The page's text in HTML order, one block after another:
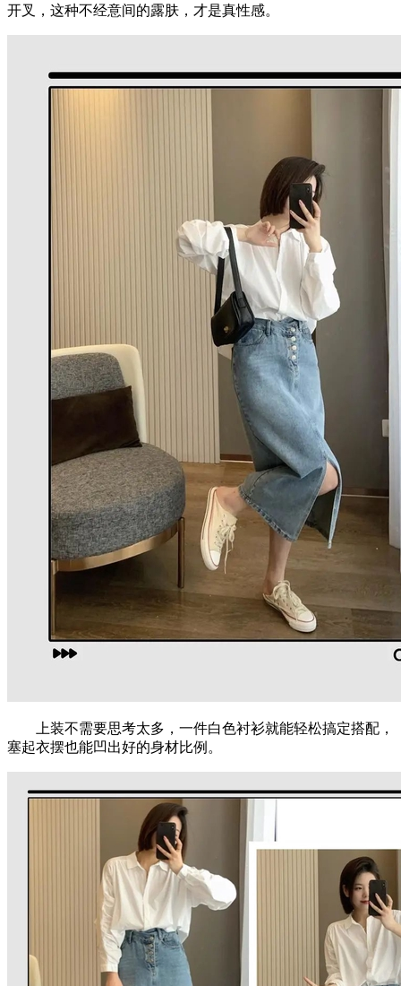
开叉，这种不经意间的露肤，才是真性感。
上装不需要思考太多，一件白色衬衫就能轻松搞定搭配，
塞起衣摆也能凹出好的身材比例。